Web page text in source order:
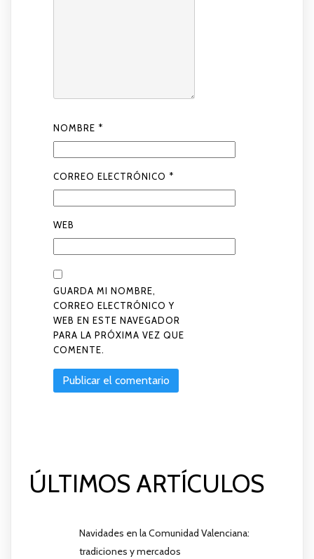
NOMBRE *
CORREO ELECTRÓNICO *
WEB
GUARDA MI NOMBRE,
CORREO ELECTRÓNICO Y
WEB EN ESTE NAVEGADOR
PARA LA PRÓXIMA VEZ QUE
COMENTE.
ÚLTIMOS ARTÍCULOS
Navidades en la Comunidad Valenciana:
tradiciones y mercados